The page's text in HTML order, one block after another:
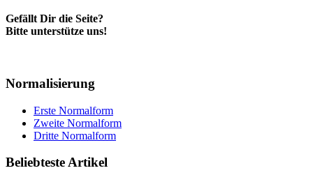
Gefällt Dir die Seite?
Bitte unterstütze uns!
Normalisierung
Erste Normalform
Zweite Normalform
Dritte Normalform
Beliebteste Artikel